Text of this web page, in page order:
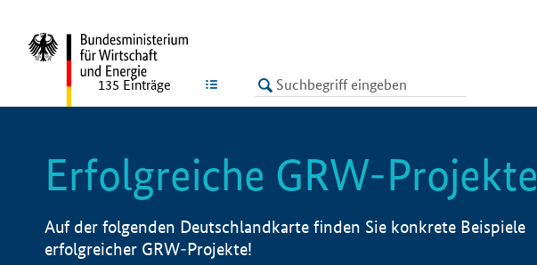
LISTE
135 Einträge
Erfolgreiche GRW-Projekte
Auf der folgenden Deutschlandkarte finden Sie konkrete Beispiele
erfolgreicher GRW-Projekte!